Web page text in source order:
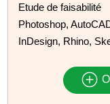
Etude de faisabilité
Photoshop,
InDesign, Rhino,